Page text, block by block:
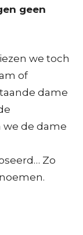
geen
we toch
of
dame
we de dame
Zo